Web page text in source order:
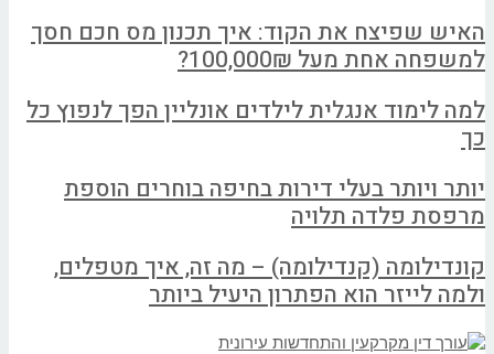
האיש שפיצח את הקוד: איך תכנון מס חכם חסך
למשפחה אחת מעל 100,000₪?
למה לימוד אנגלית לילדים אונליין הפך לנפוץ כל
כך
יותר ויותר בעלי דירות בחיפה בוחרים הוספת
מרפסת פלדה תלויה
קונדילומה (קנדילומה) – מה זה, איך מטפלים,
ולמה לייזר הוא הפתרון היעיל ביותר